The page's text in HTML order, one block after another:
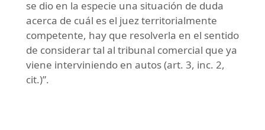
se dio en la especie una situación de duda
acerca de cuál es el juez territorialmente
competente, hay que resolverla en el sentido
de considerar tal al tribunal comercial que ya
viene interviniendo en autos (art. 3, inc. 2,
cit.)”.